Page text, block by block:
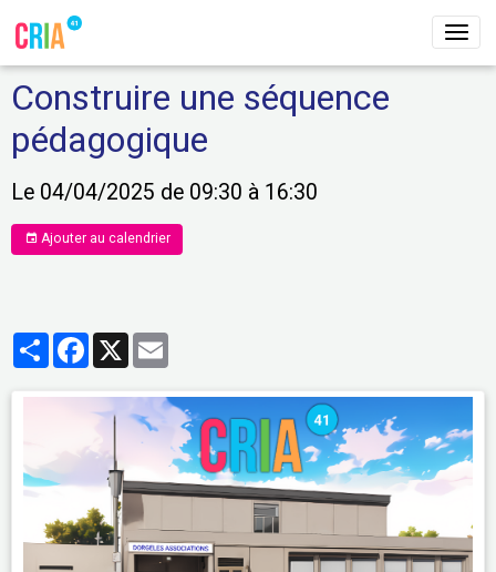
Construire une séquence
pédagogique
Le 04/04/2025 de 09:30 à 16:30
Ajouter au calendrier
PartagerFacebook
X